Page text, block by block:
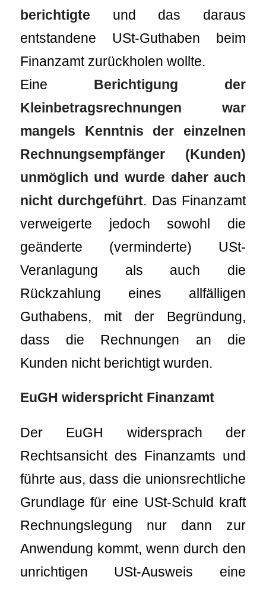
berichtigte und das daraus
entstandene USt-Guthaben beim
Finanzamt zurückholen wollte.
Eine Berichtigung der
Kleinbetragsrechnungen war
mangels Kenntnis der einzelnen
Rechnungsempfänger (Kunden)
unmöglich und wurde daher auch
nicht durchgeführt. Das Finanzamt
verweigerte jedoch sowohl die
geänderte (verminderte) USt-
Veranlagung als auch die
Rückzahlung eines allfälligen
Guthabens, mit der Begründung,
dass die Rechnungen an die
Kunden nicht berichtigt wurden.
EuGH widerspricht Finanzamt
Der EuGH widersprach der
Rechtsansicht des Finanzamts und
führte aus, dass die unionsrechtliche
Grundlage für eine USt-Schuld kraft
Rechnungslegung nur dann zur
Anwendung kommt, wenn durch den
unrichtigen USt-Ausweis eine